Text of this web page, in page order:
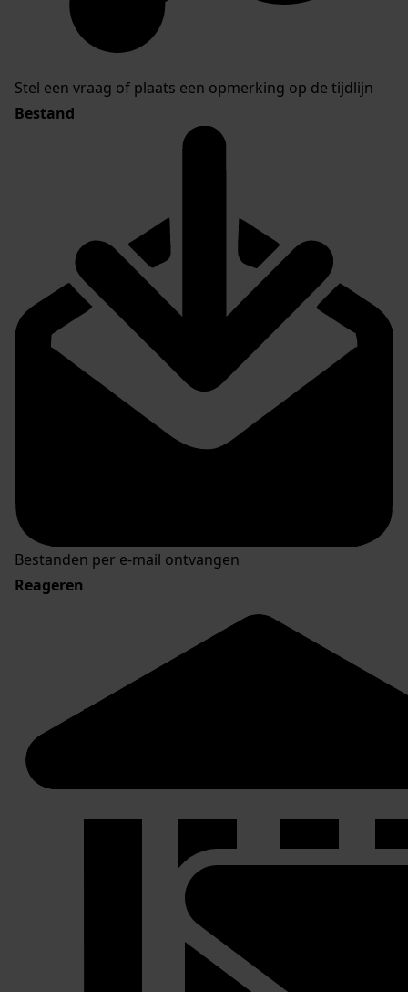
Stel een vraag of plaats een opmerking op de tijdlijn
Bestand
Bestanden per e-mail ontvangen
Reageren